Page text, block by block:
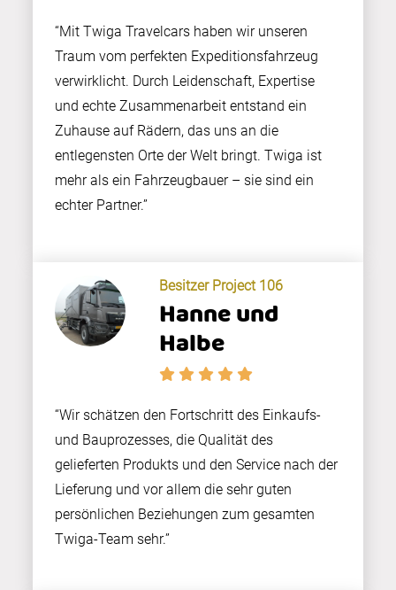
“Mit Twiga Travelcars haben wir unseren
Traum vom perfekten Expeditionsfahrzeug
verwirklicht. Durch Leidenschaft, Expertise
und echte Zusammenarbeit entstand ein
Zuhause auf Rädern, das uns an die
entlegensten Orte der Welt bringt. Twiga ist
mehr als ein Fahrzeugbauer – sie sind ein
echter Partner.”
Besitzer Project 106
Hanne und
Halbe
“Wir schätzen den Fortschritt des Einkaufs-
und Bauprozesses, die Qualität des
gelieferten Produkts und den Service nach der
Lieferung und vor allem die sehr guten
persönlichen Beziehungen zum gesamten
Twiga-Team sehr.”